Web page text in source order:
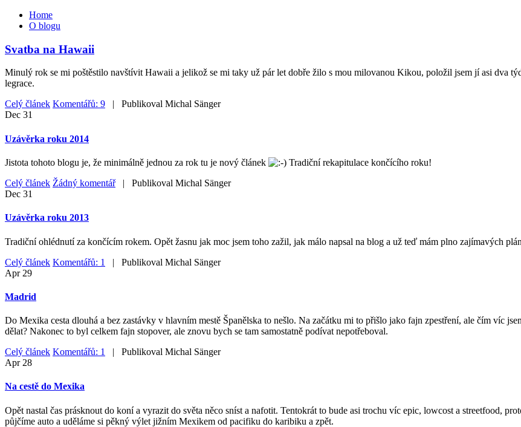
Home
O blogu
Svatba na Hawaii
Minulý rok se mi poštěstilo navštívit Hawaii a jelikož se mi taky už pár let dobře žilo s mou milovanou Kikou, položil jsem jí asi dva
legrace.
Celý článek Komentářů: 9 | Publikoval Michal Sänger
Dec 31
Uzávěrka roku 2014
Jistota tohoto blogu je, že minimálně jednou za rok tu je nový článek
Tradiční rekapitulace končícího roku!
Celý článek Žádný komentář| Publikoval Michal Sänger
Dec 31
Uzávěrka roku 2013
Tradiční ohlédnutí za končícím rokem. Opět žasnu jak moc jsem toho zažil, jak málo napsal na blog a už teď mám plno zajímavých
Celý článek Komentářů: 1 | Publikoval Michal Sänger
Apr 29
Madrid
Do Mexika cesta dlouhá a bez zastávky v hlavním mestě Španělska to nešlo. Na začátku mi to přišlo jako fajn zpestření, ale čím víc
dělat? Nakonec to byl celkem fajn stopover, ale znovu bych se tam samostatně podívat nepotřeboval.
Celý článek Komentářů: 1 | Publikoval Michal Sänger
Apr 28
Na cestě do Mexika
Opět nastal čas prásknout do koní a vyrazit do světa něco sníst a nafotit. Tentokrát to bude asi trochu víc epic, lowcost a streetfood,
půjčíme auto a uděláme si pěkný výlet jižním Mexikem od pacifiku do karibiku a zpět.